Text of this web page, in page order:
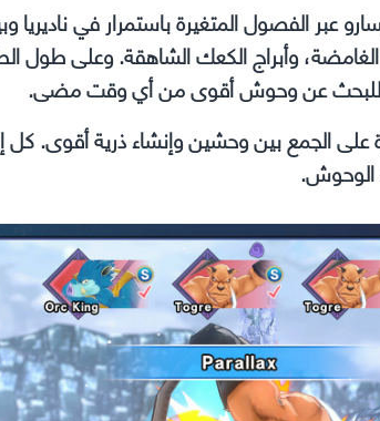
عبر الفصول المتغيرة باستمرار في ناديريا
الغامضة، وأبراج الكعك الشاهقة. وعلى طول
للبحث عن وحوش أقوى من أي وقت مضى.
على الجمع بين وحشين وإنشاء ذرية أقوى.
الوحوش.